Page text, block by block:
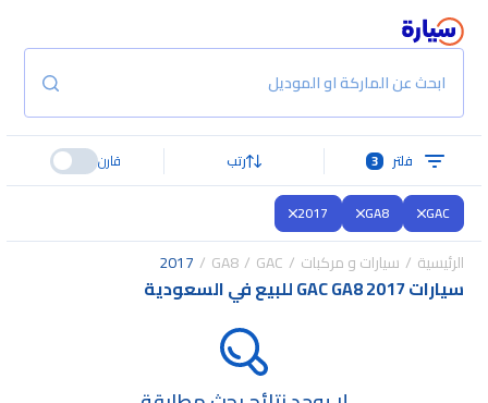
ابحث عن الماركة او الموديل
فلتر 3 رتب قارن
GAC
GA8
2017
الرئيسية سيارات و مركبات GAC
GA8
2017
سيارات GAC GA8 2017 للبيع في السعودية